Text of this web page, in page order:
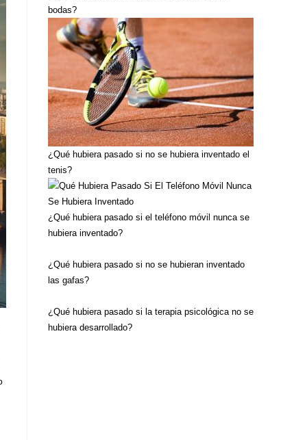
bodas?
¿Qué hubiera pasado si no se hubiera inventado el
tenis?
¿Qué hubiera pasado si el teléfono móvil nunca se
hubiera inventado?
¿Qué hubiera pasado si no se hubieran inventado
las gafas?
¿Qué hubiera pasado si la terapia psicológica no se
hubiera desarrollado?